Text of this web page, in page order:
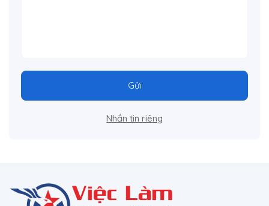
Gửi
Nhắn tin riêng